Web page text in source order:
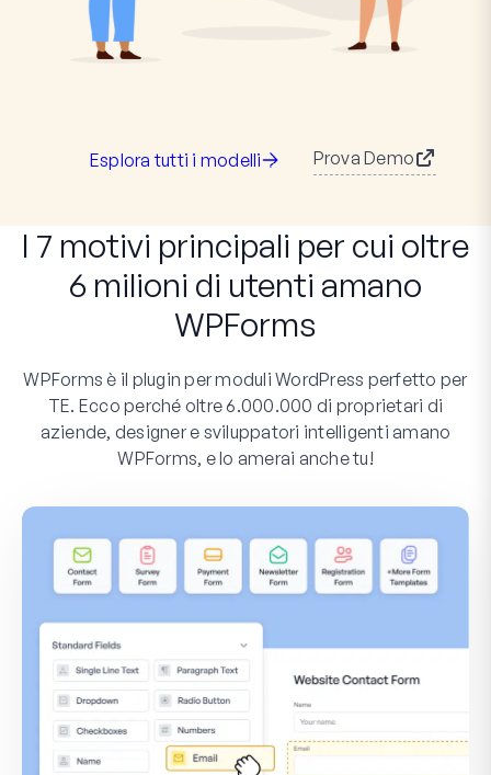
Esplora tutti i modelli Prova Demo
I 7 motivi principali per cui oltre
6 milioni di utenti amano
WPForms
WPForms è il plugin per moduli WordPress perfetto per
TE. Ecco perché oltre 6.000.000 di proprietari di
aziende, designer e sviluppatori intelligenti amano
WPForms, e lo amerai anche tu!